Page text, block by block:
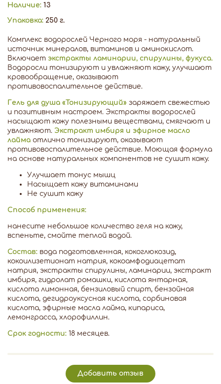
Наличие: 13
Упаковка: 250 г.
Комплекс водорослей Черного моря - натуральный
источник минералов, витаминов и аминокислот.
Включает экстракты ламинарии, спирулины, фукуса.
Водоросли тонизируют и увлажняют кожу, улучшают
кровообращение, оказывают
противовоспалительное действие.
Гель для душа «Тонизирующий» заряжает свежестью
и позитивным настроем. Экстракты водорослей
насыщают кожу полезными веществами, смягчают и
увлажняют. Экстракт имбиря и эфирное масло
лайма отлично тонизируют, оказывают
противовоспалительное действие. Моющая формула
на основе натуральных компонентов не сушит кожу.
Улучшает тонус мышц
Насыщает кожу витаминами
Не сушит кожу
Способ применения:
нанесите небольшое количество геля на кожу,
вспеньте, смойте теплой водой.
Состав: вода подготовленная, кокоглюкозид,
кокоилизетионат натрия, кокоамфодиацетат
натрия, экстракты спирулины, ламинарии, экстракт
имбиря, гидролат ромашки, кислота янтарная,
кислота лимонная, бензиловый спирт, бензойная
кислота, дегидроуксусная кислота, сорбиновая
кислота, эфирные масла лайма, кипариса,
лемонграсса, хлорофиллин.
Срок годности: 18 месяцев.
Добавить отзыв